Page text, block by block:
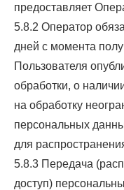
предоставляет
5.8.2 Оператор
дней с момента
Пользователя
обработки, о
на обработку
персональных
для
5.8.3 Передача
доступ)